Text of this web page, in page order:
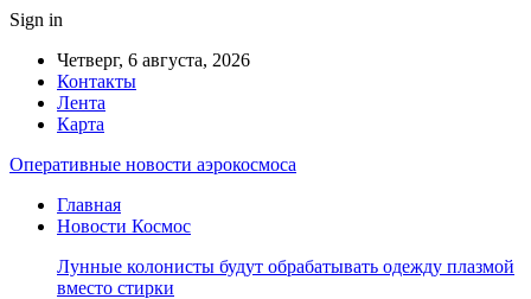
Sign in
Четверг, 6 августа, 2026
Контакты
Лента
Карта
Оперативные новости аэрокосмоса
Главная
Новости Космос
Лунные колонисты будут обрабатывать одежду плазмой
вместо стирки